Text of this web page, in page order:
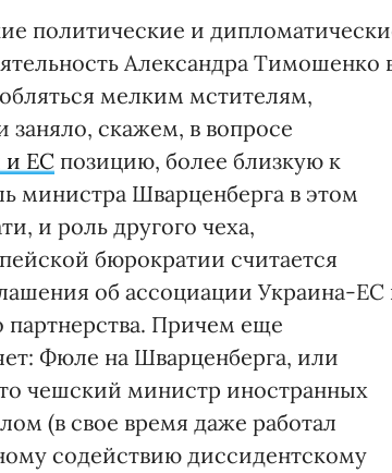
политические и
Александра Тимошенко
мелким мстителям,
скажем, в вопросе
и ЕС позицию, более близкую к
министра Шварценберга в этом
и роль другого чеха,
бюрократии считается
об ассоциации Украина-ЕС
Причем еще
Фюле на Шварценберга, или
чешский министр иностранных
(в свое время даже работал
содействию диссидентскому